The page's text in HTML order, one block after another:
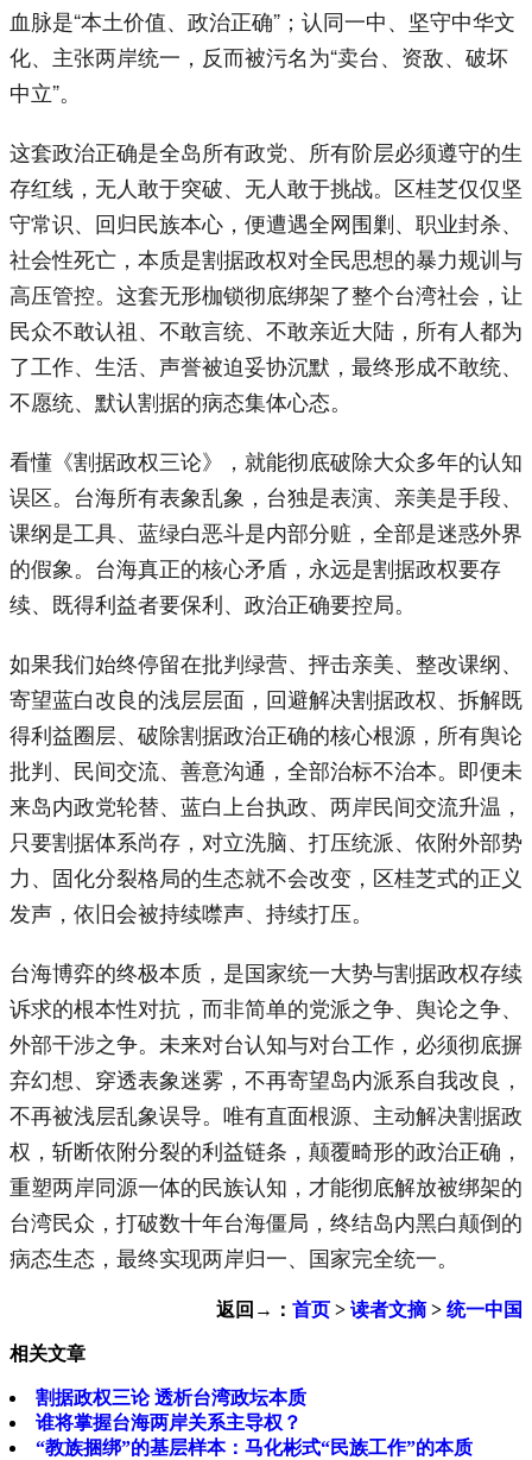
血脉是“本土价值、政治正确”；认同一中、坚守中华文
化、主张两岸统一，反而被污名为“卖台、资敌、破坏
中立”。
这套政治正确是全岛所有政党、所有阶层必须遵守的生
存红线，无人敢于突破、无人敢于挑战。区桂芝仅仅坚
守常识、回归民族本心，便遭遇全网围剿、职业封杀、
社会性死亡，本质是割据政权对全民思想的暴力规训与
高压管控。这套无形枷锁彻底绑架了整个台湾社会，让
民众不敢认祖、不敢言统、不敢亲近大陆，所有人都为
了工作、生活、声誉被迫妥协沉默，最终形成不敢统、
不愿统、默认割据的病态集体心态。
看懂《割据政权三论》，就能彻底破除大众多年的认知
误区。台海所有表象乱象，台独是表演、亲美是手段、
课纲是工具、蓝绿白恶斗是内部分赃，全部是迷惑外界
的假象。台海真正的核心矛盾，永远是割据政权要存
续、既得利益者要保利、政治正确要控局。
如果我们始终停留在批判绿营、抨击亲美、整改课纲、
寄望蓝白改良的浅层层面，回避解决割据政权、拆解既
得利益圈层、破除割据政治正确的核心根源，所有舆论
批判、民间交流、善意沟通，全部治标不治本。即便未
来岛内政党轮替、蓝白上台执政、两岸民间交流升温，
只要割据体系尚存，对立洗脑、打压统派、依附外部势
力、固化分裂格局的生态就不会改变，区桂芝式的正义
发声，依旧会被持续噤声、持续打压。
台海博弈的终极本质，是国家统一大势与割据政权存续
诉求的根本性对抗，而非简单的党派之争、舆论之争、
外部干涉之争。未来对台认知与对台工作，必须彻底摒
弃幻想、穿透表象迷雾，不再寄望岛内派系自我改良，
不再被浅层乱象误导。唯有直面根源、主动解决割据政
权，斩断依附分裂的利益链条，颠覆畸形的政治正确，
重塑两岸同源一体的民族认知，才能彻底解放被绑架的
台湾民众，打破数十年台海僵局，终结岛内黑白颠倒的
病态生态，最终实现两岸归一、国家完全统一。
返回→： 首页 > 读者文摘> 统一中国
相关文章
割据政权三论 透析台湾政坛本质
谁将掌握台海两岸关系主导权？
“教族捆绑”的基层样本：马化彬式“民族工作”的本质